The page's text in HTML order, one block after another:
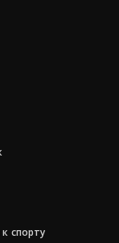
спорту